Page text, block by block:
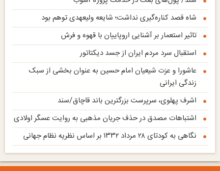
شاه قصد کناره‌گیری نداشت؛ شایعه ولیعهدی توهم بود
تاثیر استعمار بر آشنایی اروپاییان با قهوه و فرش
استقبال سرد مردم ایران از جسد دیکتاتور
عاشورا و عزت شیعیان امام حسین به عنوان بخشی از سبک
زندگی ایرانی
اشرف پهلوی، سرپرست بزرگترین باند قاچاق‌/سند
اشتباهات مصدق در حذف جریان مذهبی به روایت عسگر اولادی
نگاهی به کودتای ۲۸ مرداد ۱۳۳۲ بر اساس نظریه نظام جهانی